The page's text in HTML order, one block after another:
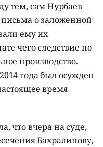
тем, сам Нурбаев
письма о заложенной
ему их
чего следствие по
производство.
года был осужден
время
что вчера на суде,
Бахралинову,